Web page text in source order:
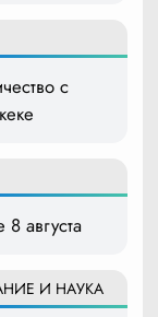
с
августа
И НАУКА